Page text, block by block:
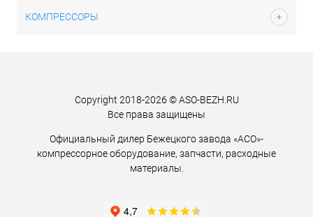
КОМПРЕССОРЫ
Copyright 2018-2026 © ASO-BEZH.RU
Все права защищены
Официальный дилер Бежецкого завода «АСО»-
компрессорное оборудование, запчасти, расходные
материалы.